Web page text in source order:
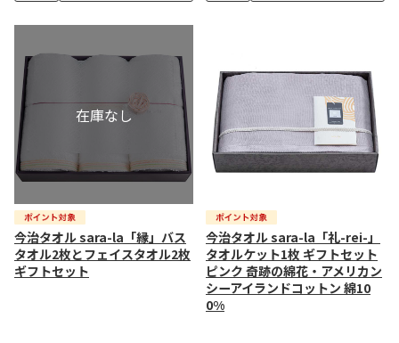
今治タオル sara-la「縁」バス
タオル2枚とフェイスタオル2枚
ギフトセット
今治タオル sara-la「礼-rei-」
タオルケット1枚 ギフトセット
ピンク 奇跡の綿花・アメリカン
シーアイランドコットン 綿10
0%